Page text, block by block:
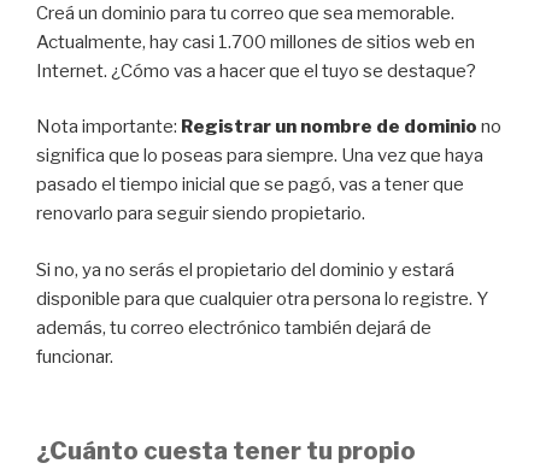
Creá un dominio para tu correo que sea memorable.
Actualmente, hay casi 1.700 millones de sitios web en
Internet. ¿Cómo vas a hacer que el tuyo se destaque?
Nota importante: Registrar un nombre de dominio no
significa que lo poseas para siempre. Una vez que haya
pasado el tiempo inicial que se pagó, vas a tener que
renovarlo para seguir siendo propietario.
Si no, ya no serás el propietario del dominio y estará
disponible para que cualquier otra persona lo registre. Y
además, tu correo electrónico también dejará de
funcionar.
¿Cuánto cuesta tener tu propio